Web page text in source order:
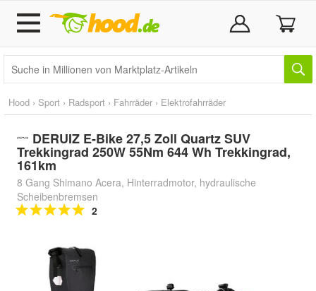
Hood › Sport › Radsport › Fahrräder › Elektrofahrräder
DERUIZ E-Bike 27,5 Zoll Quartz SUV
Trekkingrad 250W 55Nm 644 Wh Trekkingrad,
161km
8 Gang Shimano Acera, Hinterradmotor, hydraulische
Scheibenbremsen
2